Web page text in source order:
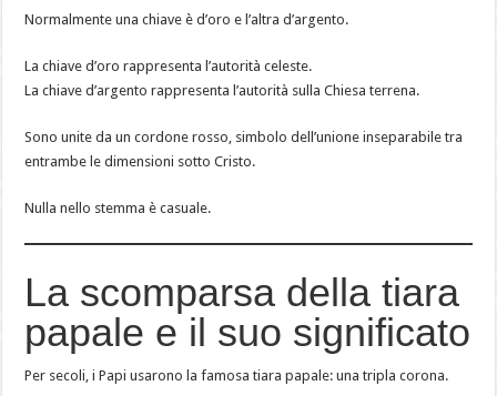
Normalmente una chiave è d’oro e l’altra d’argento.
La chiave d’oro rappresenta l’autorità celeste.
La chiave d’argento rappresenta l’autorità sulla Chiesa terrena.
Sono unite da un cordone rosso, simbolo dell’unione inseparabile tra
entrambe le dimensioni sotto Cristo.
Nulla nello stemma è casuale.
La scomparsa della tiara
papale e il suo significato
Per secoli, i Papi usarono la famosa tiara papale: una tripla corona.